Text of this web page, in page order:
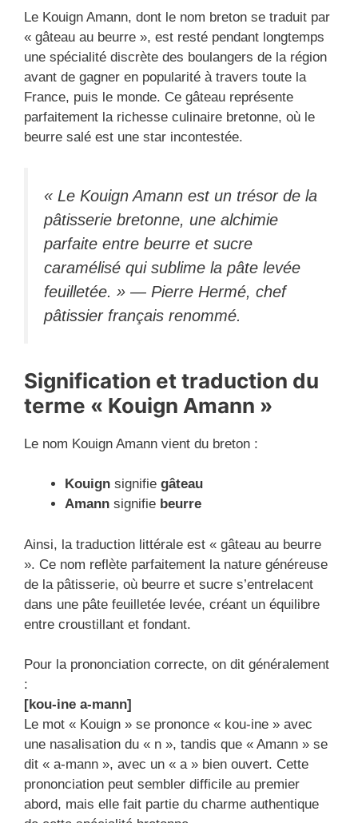
Le Kouign Amann, dont le nom breton se traduit par
« gâteau au beurre », est resté pendant longtemps
une spécialité discrète des boulangers de la région
avant de gagner en popularité à travers toute la
France, puis le monde. Ce gâteau représente
parfaitement la richesse culinaire bretonne, où le
beurre salé est une star incontestée.
« Le Kouign Amann est un trésor de la
pâtisserie bretonne, une alchimie
parfaite entre beurre et sucre
caramélisé qui sublime la pâte levée
feuilletée. » — Pierre Hermé, chef
pâtissier français renommé.
Signification et traduction du
terme « Kouign Amann »
Le nom Kouign Amann vient du breton :
Kouign signifie gâteau
Amann signifie beurre
Ainsi, la traduction littérale est « gâteau au beurre
». Ce nom reflète parfaitement la nature généreuse
de la pâtisserie, où beurre et sucre s’entrelacent
dans une pâte feuilletée levée, créant un équilibre
entre croustillant et fondant.
Pour la prononciation correcte, on dit généralement
:
[kou-ine a-mann]
Le mot « Kouign » se prononce « kou-ine » avec
une nasalisation du « n », tandis que « Amann » se
dit « a-mann », avec un « a » bien ouvert. Cette
prononciation peut sembler difficile au premier
abord, mais elle fait partie du charme authentique